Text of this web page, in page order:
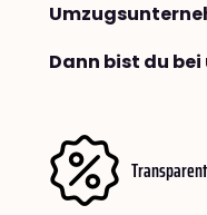
Dann bist du